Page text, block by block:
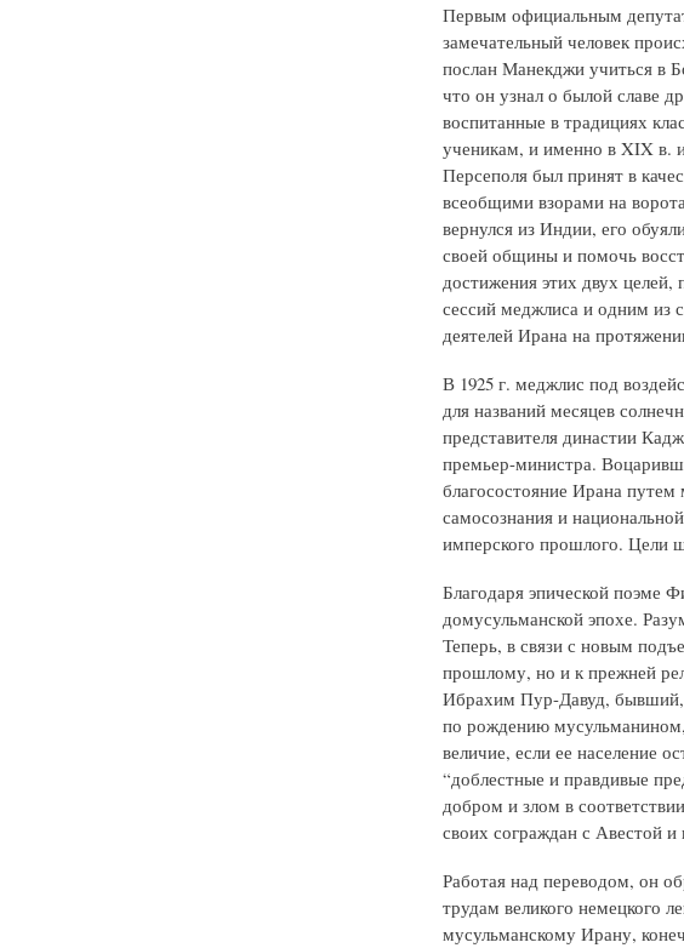
Первым официальным
замечательный человек
послан Манекджи учиться в
что он узнал о былой славе
воспитанные в традициях
ученикам, и именно в XIX в.
Персеполя был принят в
всеобщими взорами на
вернулся из Индии, его
своей общины и помочь
достижения этих двух
сессий меджлиса и одним
деятелей Ирана на
В 1925 г. меджлис под
для названий месяцев
представителя династии
премьер-министра.
благосостояние Ирана
самосознания и
имперского прошлого. Цели
Благодаря эпической поэме
домусульманской эпохе.
Теперь, в связи с новым
прошлому, но и к прежней
Ибрахим Пур-Давуд,
по рождению мусульманином,
величие, если ее население
“доблестные и правдивые
добром и злом в
своих сограждан с Авестой
Работая над переводом, он
трудам великого немецкого
мусульманскому Ирану,